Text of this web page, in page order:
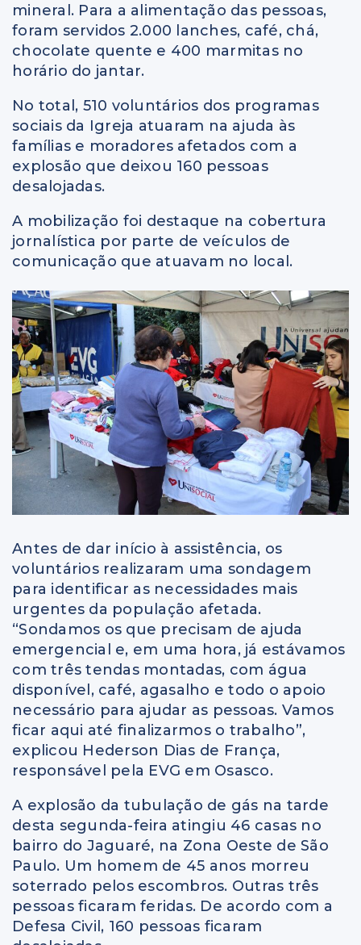
mineral. Para a alimentação das pessoas,
foram servidos 2.000 lanches, café, chá,
chocolate quente e 400 marmitas no
horário do jantar.
No total, 510 voluntários dos programas
sociais da Igreja atuaram na ajuda às
famílias e moradores afetados com a
explosão que deixou 160 pessoas
desalojadas.
A mobilização foi destaque na cobertura
jornalística por parte de veículos de
comunicação que atuavam no local.
Antes de dar início à assistência, os
voluntários realizaram uma sondagem
para identificar as necessidades mais
urgentes da população afetada.
“Sondamos os que precisam de ajuda
emergencial e, em uma hora, já estávamos
com três tendas montadas, com água
disponível, café, agasalho e todo o apoio
necessário para ajudar as pessoas. Vamos
ficar aqui até finalizarmos o trabalho”,
explicou Hederson Dias de França,
responsável pela EVG em Osasco.
A explosão da tubulação de gás na tarde
desta segunda-feira atingiu 46 casas no
bairro do Jaguaré, na Zona Oeste de São
Paulo. Um homem de 45 anos morreu
soterrado pelos escombros. Outras três
pessoas ficaram feridas. De acordo com a
Defesa Civil, 160 pessoas ficaram